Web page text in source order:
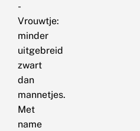
-
Vrouwtje:
minder
uitgebreid
zwart
dan
mannetjes.
Met
name